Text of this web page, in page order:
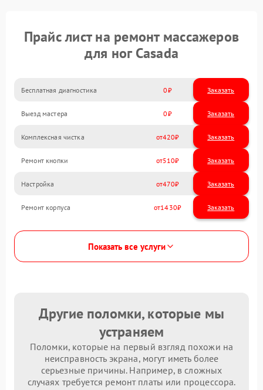
Прайс лист на ремонт массажеров
для ног Casada
Бесплатная диагностика 0 Заказать
Выезд мастера 0 Заказать
Комплексная чистка 420
Ремонт кнопки 510
Настройка 470
Ремонт корпуса 1430
Показать все услуги
Другие поломки, которые мы
устраняем
Поломки, которые на первый взгляд похожи на
неисправность экрана, могут иметь более
серьезные причины. Например, в сложных
случаях требуется ремонт платы или процессора.